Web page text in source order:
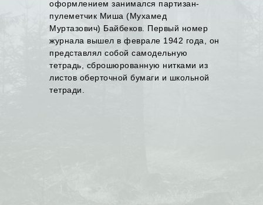
оформлением занимался партизан-
пулеметчик Миша (Мухамед
Муртазович) Байбеков. Первый номер
журнала вышел в феврале 1942 года, он
представлял собой самодельную
тетрадь, сброшюрованную нитками из
листов оберточной бумаги и школьной
тетради.